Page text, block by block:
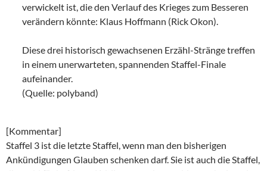
verwickelt ist, die den Verlauf des Krieges zum Besseren
verändern könnte: Klaus Hoffmann (Rick Okon).
Diese drei historisch gewachsenen Erzähl-Stränge treffen
in einem unerwarteten, spannenden Staffel-Finale
aufeinander.
(Quelle: polyband)
[Kommentar]
Staffel 3 ist die letzte Staffel, wenn man den bisherigen
Ankündigungen Glauben schenken darf. Sie ist auch die Staffel,